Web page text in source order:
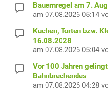
Bauernregel am 7.
am 07.08.2026 05:14
Kuchen, Torten bzw.
16.08.2028
am 07.08.2026 05:04
Vor 100 Jahren
Bahnbrechendes
am 07.08.2026 04:28